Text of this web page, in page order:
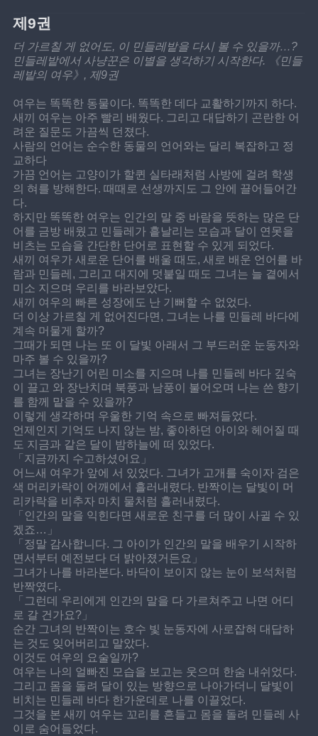
제9권
더 가르칠 게 없어도, 이 민들레밭을 다시 볼 수 있을까…?
민들레밭에서 사냥꾼은 이별을 생각하기 시작한다. 《민들
레밭의 여우》, 제9권
여우는 똑똑한 동물이다. 똑똑한 데다 교활하기까지 하다.
새끼 여우는 아주 빨리 배웠다. 그리고 대답하기 곤란한 어
려운 질문도 가끔씩 던졌다.
사람의 언어는 순수한 동물의 언어와는 달리 복잡하고 정
교하다
가끔 언어는 고양이가 할퀸 실타래처럼 사방에 걸려 학생
의 혀를 방해한다. 때때로 선생까지도 그 안에 끌어들어간
다.
하지만 똑똑한 여우는 인간의 말 중 바람을 뜻하는 많은 단
어를 금방 배웠고 민들레가 흩날리는 모습과 달이 연못을
비츠는 모습을 간단한 단어로 표현할 수 있게 되었다.
새끼 여우가 새로운 단어를 배울 때도, 새로 배운 언어를 바
람과 민들레, 그리고 대지에 덧붙일 때도 그녀는 늘 곁에서
미소 지으며 우리를 바라보았다.
새끼 여우의 빠른 성장에도 난 기뻐할 수 없었다.
더 이상 가르칠 게 없어진다면, 그녀는 나를 민들레 바다에
계속 머물게 할까?
그때가 되면 나는 또 이 달빛 아래서 그 부드러운 눈동자와
마주 볼 수 있을까?
그녀는 장난기 어린 미소를 지으며 나를 민들레 바다 깊숙
이 끌고 와 장난치며 북풍과 남풍이 불어오며 나는 쓴 향기
를 함께 맡을 수 있을까?
이렇게 생각하며 우울한 기억 속으로 빠져들었다.
언제인지 기억도 나지 않는 밤, 좋아하던 아이와 헤어질 때
도 지금과 같은 달이 밤하늘에 떠 있었다.
「지금까지 수고하셨어요」
어느새 여우가 앞에 서 있었다. 그녀가 고개를 숙이자 검은
색 머리카락이 어깨에서 흘러내렸다. 반짝이는 달빛이 머
리카락을 비추자 마치 물처럼 흘러내렸다.
「인간의 말을 익힌다면 새로운 친구를 더 많이 사귈 수 있
겠죠…」
「정말 감사합니다. 그 아이가 인간의 말을 배우기 시작하
면서부터 예전보다 더 밝아졌거든요」
그녀가 나를 바라본다. 바닥이 보이지 않는 눈이 보석처럼
반짝였다.
「그런데 우리에게 인간의 말을 다 가르쳐주고 나면 어디
로 갈 건가요?」
순간 그녀의 반짝이는 호수 빛 눈동자에 사로잡혀 대답하
는 것도 잊어버리고 말았다.
이것도 여우의 요술일까?
여우는 나의 얼빠진 모습을 보고는 웃으며 한숨 내쉬었다.
그리고 몸을 돌려 달이 있는 방향으로 나아가더니 달빛이
비치는 민들레 바다 한가운데로 나를 이끌었다.
그것을 본 새끼 여우는 꼬리를 흔들고 몸을 돌려 민들레 사
이로 숨어들었다.